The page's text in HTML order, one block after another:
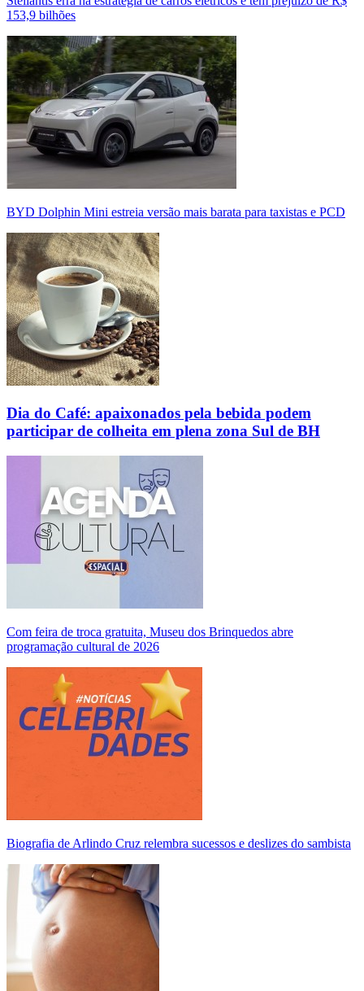
153,9 bilhões
BYD Dolphin Mini estreia versão mais barata para taxistas e PCD
Dia do Café: apaixonados pela bebida podem
participar de colheita em plena zona Sul de BH
Com feira de troca gratuita, Museu dos Brinquedos abre
programação cultural de 2026
Biografia de Arlindo Cruz relembra sucessos e deslizes do sambista